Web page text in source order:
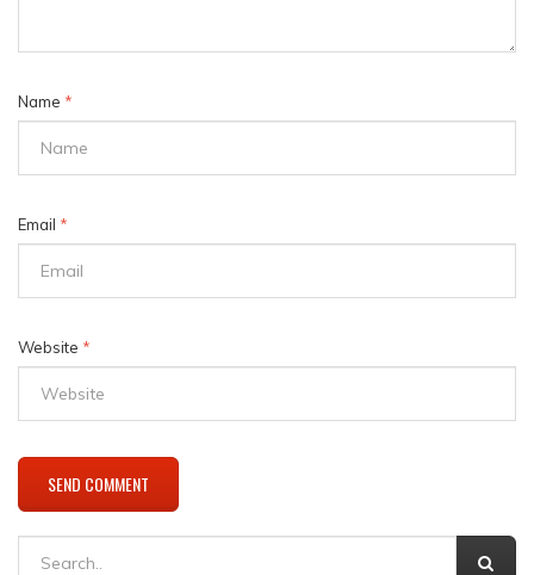
Name *
Email *
Website *